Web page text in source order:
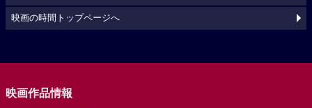
映画の時間トップページへ
映画作品情報